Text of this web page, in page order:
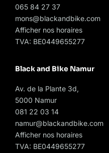
065 84 27 37
mons@blackandbike.com
Afficher nos horaires
TVA: BE0449655277
Black and Bike Namur
Av. de la Plante 3d,
5000 Namur
081 22 03 14
namur@blackandbike.com
Afficher nos horaires
TVA: BE0449655277